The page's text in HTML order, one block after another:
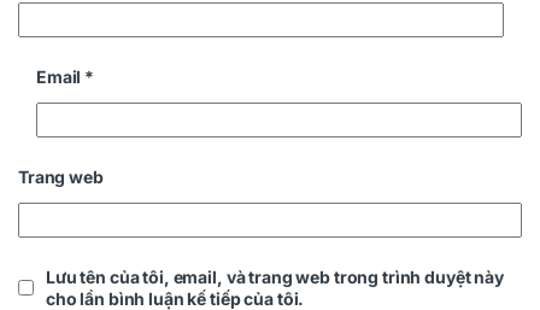
Email *
Trang web
Lưu tên của tôi, email, và trang web trong trình duyệt này
cho lần bình luận kế tiếp của tôi.